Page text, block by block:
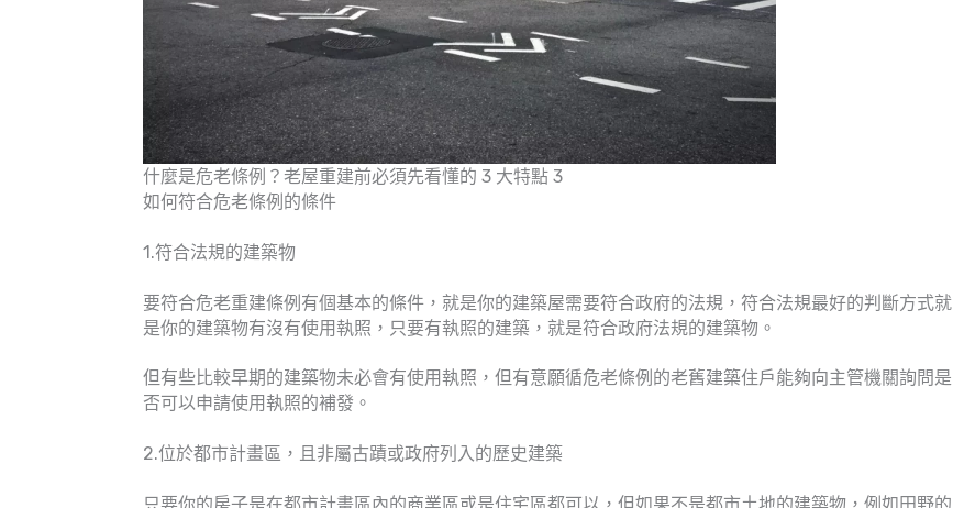
什麼是危老條例？老屋重建前必須先看懂的 3 大特點 3
如何符合危老條例的條件
1.符合法規的建築物
要符合危老重建條例有個基本的條件，就是你的建築屋需要符合政府的法規，符合法規最好的判斷方式就
是你的建築物有沒有使用執照，只要有執照的建築，就是符合政府法規的建築物。
但有些比較早期的建築物未必會有使用執照，但有意願循危老條例的老舊建築住戶能夠向主管機關詢問是
否可以申請使用執照的補發。
2.位於都市計畫區，且非屬古蹟或政府列入的歷史建築